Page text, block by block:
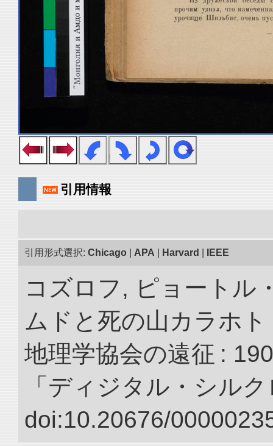
引用情報
引用形式選択: Chicago APA Harvard IEEE
コズロフ, ピョートル
ムドと死の山カラホ
地理学協会の遠征 :
「ディジタル・シル
doi:10.20676/